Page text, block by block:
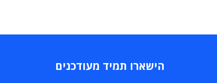
הישארו תמיד מעודכנים